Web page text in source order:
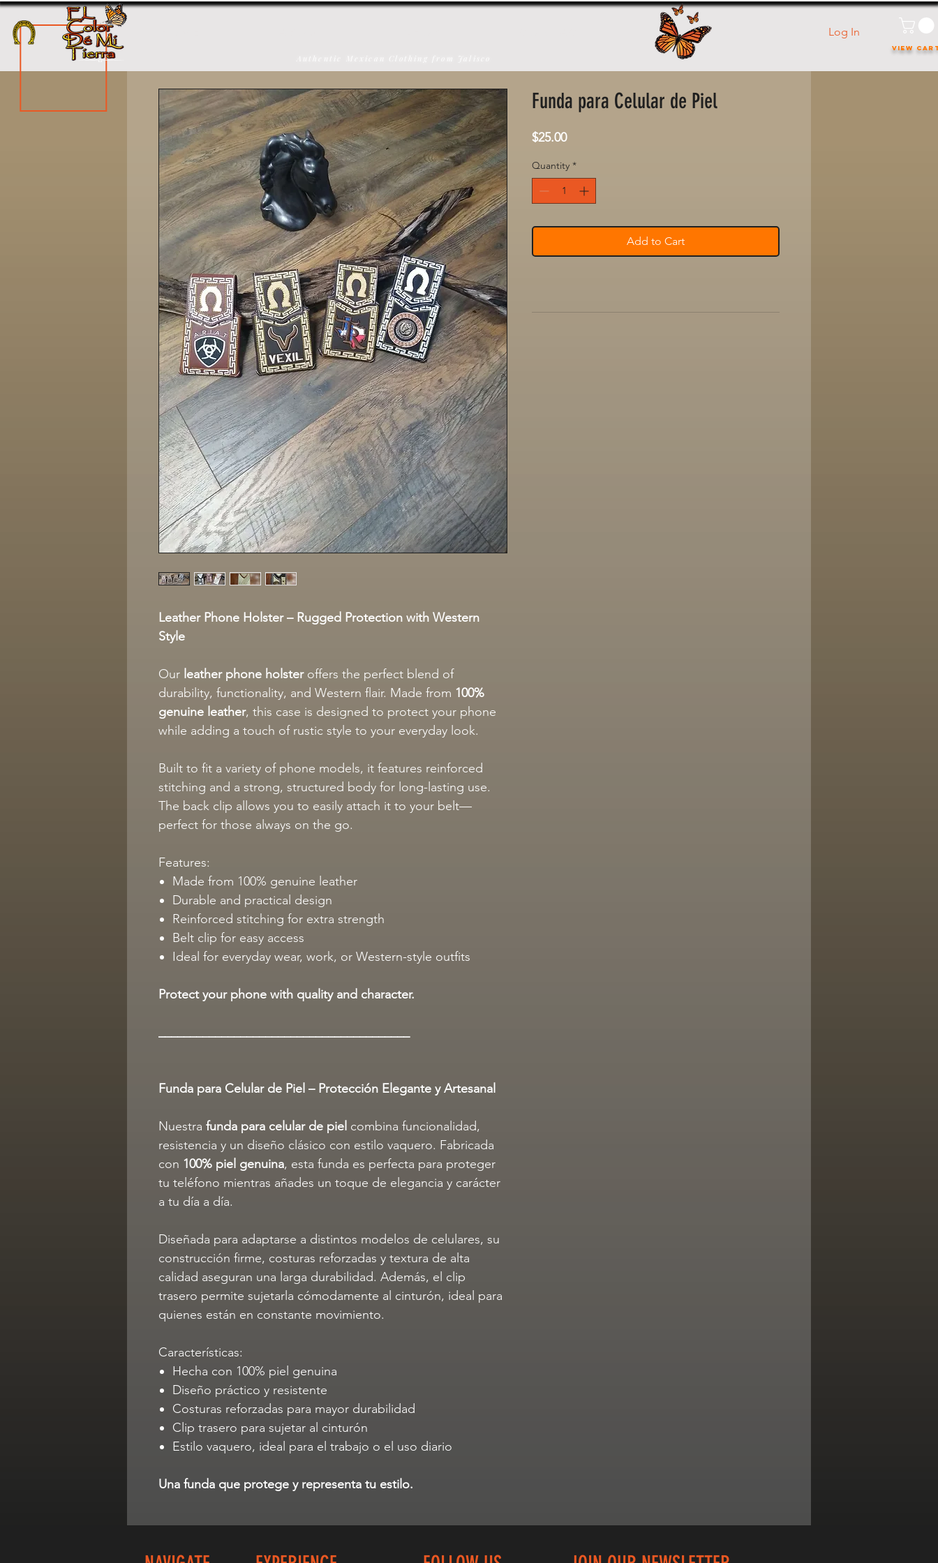
Authentic Mexican Clothing from Jalisco
Log In
VIEW
Leather Phone Holster – Rugged Protection with Western
Style
Our leather phone holsteroffers the perfect blend of
durability, functionality, and Western flair. Made from 100%
genuine leather, this case is designed to protect your phone
while adding a touch of rustic style to your everyday look.
Built to fit a variety of phone models, it features reinforced
stitching and a strong, structured body for long-lasting use.
The back clip allows you to easily attach it to your belt—
perfect for those always on the go.
Features:
Made from 100% genuine leather
Durable and practical design
Reinforced stitching for extra strength
Belt clip for easy access
Ideal for everyday wear, work, or Western-style outfits
Protect your phone with quality and character.
Funda para Celular de Piel – Protección Elegante y Artesanal
Nuestra funda para celular de piel combina funcionalidad,
resistencia y un diseño clásico con estilo vaquero. Fabricada
con 100% piel genuina, esta funda es perfecta para proteger
tu teléfono mientras añades un toque de elegancia y carácter
a tu día a día.
Diseñada para adaptarse a distintos modelos de celulares, su
construcción firme, costuras reforzadas y textura de alta
calidad aseguran una larga durabilidad. Además, el clip
trasero permite sujetarla cómodamente al cinturón, ideal para
quienes están en constante movimiento.
Características:
Hecha con 100% piel genuina
Diseño práctico y resistente
Costuras reforzadas para mayor durabilidad
Clip trasero para sujetar al cinturón
Estilo vaquero, ideal para el trabajo o el uso diario
Una funda que protege y representa tu estilo.
Funda para Celular de Piel
$25.00Price
Quantity *
Add to Cart